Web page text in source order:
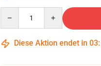
Diese Aktion endet in 03: